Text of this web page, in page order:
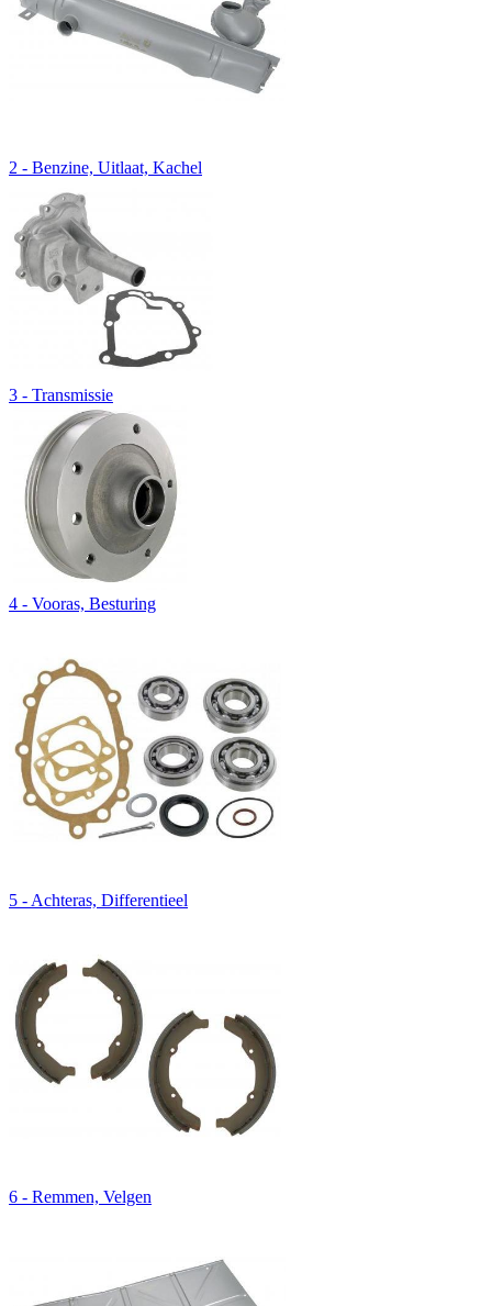
2 - Benzine, Uitlaat, Kachel
3 - Transmissie
4 - Vooras, Besturing
5 - Achteras, Differentieel
6 - Remmen, Velgen